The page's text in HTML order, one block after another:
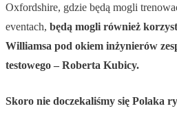
Oxfordshire, gdzie będą mogli
eventach, będą mogli również
Williamsa pod okiem inżynierów
testowego – Roberta Kubicy.
Skoro nie doczekaliśmy się Polaka